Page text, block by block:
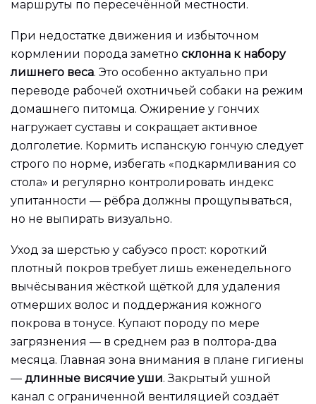
маршруты по пересечённой местности.
При недостатке движения и избыточном
кормлении порода заметно склонна к набору
лишнего веса. Это особенно актуально при
переводе рабочей охотничьей собаки на режим
домашнего питомца. Ожирение у гончих
нагружает суставы и сокращает активное
долголетие. Кормить испанскую гончую следует
строго по норме, избегать «подкармливания со
стола» и регулярно контролировать индекс
упитанности — рёбра должны прощупываться,
но не выпирать визуально.
Уход за шерстью у сабуэсо прост: короткий
плотный покров требует лишь еженедельного
вычёсывания жёсткой щёткой для удаления
отмерших волос и поддержания кожного
покрова в тонусе. Купают породу по мере
загрязнения — в среднем раз в полтора-два
месяца. Главная зона внимания в плане гигиены
— длинные висячие уши. Закрытый ушной
канал с ограниченной вентиляцией создаёт